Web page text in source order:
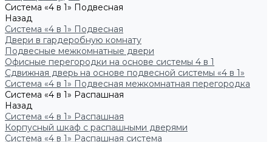
Система «4 в 1» Подвесная
Назад
Система «4 в 1» Подвесная
Двери в гардеробную комнату
Подвесные межкомнатные двери
Офисные перегородки на основе системы 4 в 1
Сдвижная дверь на основе подвесной системы «4 в 1»
Система «4 в 1» Подвесная межкомнатная перегородка
Система «4 в 1» Распашная
Назад
Система «4 в 1» Распашная
Корпусный шкаф с распашными дверями
Система «4 в 1» Распашная система